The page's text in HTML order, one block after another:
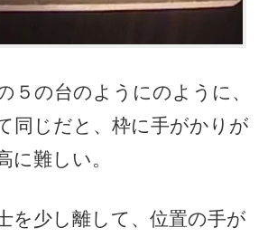
５の台のようにのように、
同じだと、枠に手がかりが
に難しい。
を少し離して、位置の手が